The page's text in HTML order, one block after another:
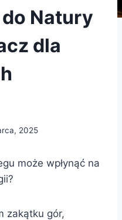
Natury
dla
2025
może wpłynąć na
zakątku gór,